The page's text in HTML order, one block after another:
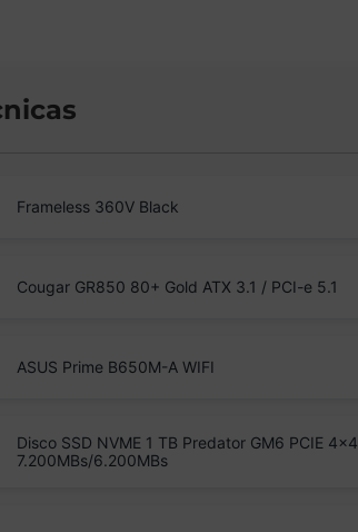
Frameless 360V Black
Cougar GR850 80+ Gold ATX 3.1 / PCI-e 5.1
ASUS Prime B650M-A WIFI
Disco SSD NVME 1 TB Predator GM6 PCIE 4×4
7.200MBs/6.200MBs